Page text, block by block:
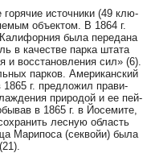
го­ря­чие ис­точ­ни­ки (49 клю­
объ­ек­том. В 1864 г.
бы­ла пе­ре­да­на
в ка­че­ст­ве пар­ка шта­та
и вос­ста­нов­ле­ния сил» (6).
пар­ков. Аме­ри­ка­нс­кий
г. пред­ло­жил пра­ви­
при­ро­дой и ее пей­
в 1865 г. в Йо­се­ми­те,
лес­ную об­ласть
Ма­ри­по­са (сек­войи) бы­ла